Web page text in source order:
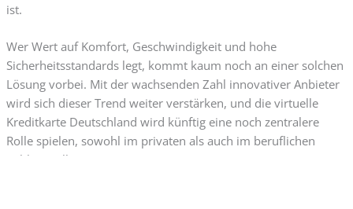
ist.
Wer Wert auf Komfort, Geschwindigkeit und hohe
Sicherheitsstandards legt, kommt kaum noch an einer solchen
Lösung vorbei. Mit der wachsenden Zahl innovativer Anbieter
wird sich dieser Trend weiter verstärken, und die virtuelle
Kreditkarte Deutschland wird künftig eine noch zentralere
Rolle spielen, sowohl im privaten als auch im beruflichen
Zahlungsalltag.